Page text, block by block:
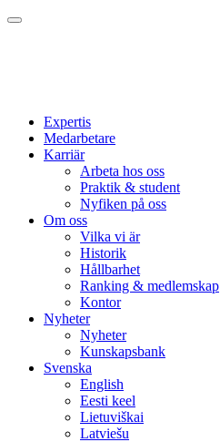
Expertis
Medarbetare
Karriär
Arbeta hos oss
Praktik & student
Nyfiken på oss
Om oss
Vilka vi är
Historik
Hållbarhet
Ranking & medlemskap
Kontor
Nyheter
Nyheter
Kunskapsbank
Svenska
English
Eesti keel
Lietuviškai
Latviešu